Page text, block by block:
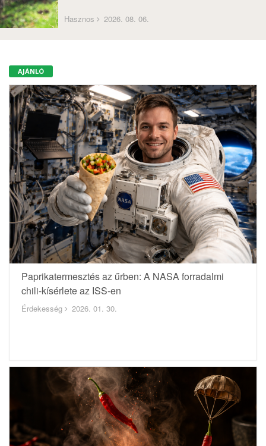
Hasznos 2026. 08. 06.
AJÁNLÓ
Paprikatermesztés az űrben: A NASA forradalmi
chili-kísérlete az ISS-en
Érdekesség 2026. 01. 30.